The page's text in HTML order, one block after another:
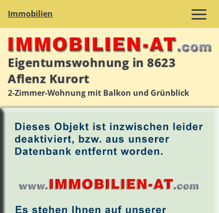
Immobilien
Eigentumswohnung in 8623
Aflenz Kurort
2-Zimmer-Wohnung mit Balkon und Grünblick